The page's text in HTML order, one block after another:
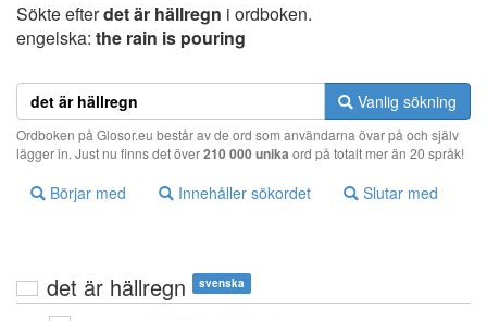
Sökte efterdet är hällregn i ordboken.
engelska: the rain is pouring
Vanlig sökning
Ordboken på Glosor.eu består av de ord som användarna övar på och själv
lägger in. Just nu finns det över210 000 unika ord på totalt mer än 20 språk!
Börjar med Innehåller sökordet Slutar med
det är hällregn svenska